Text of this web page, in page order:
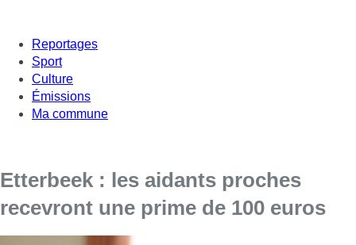
Reportages
Sport
Culture
Émissions
Ma commune
Etterbeek : les aidants proches
recevront une prime de 100 euros